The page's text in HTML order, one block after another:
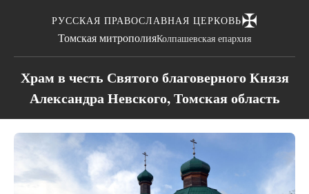
РУССКАЯ ПРАВОСЛАВНАЯ ЦЕРКОВЬ✠
Томская митрополияКолпашевская епархия
Храм в честь Святого благоверного Князя
Александра Невского, Томская область